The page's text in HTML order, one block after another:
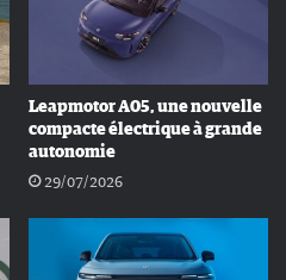
Leapmotor A05, une nouvelle
compacte électrique à grande
autonomie
29/07/2026